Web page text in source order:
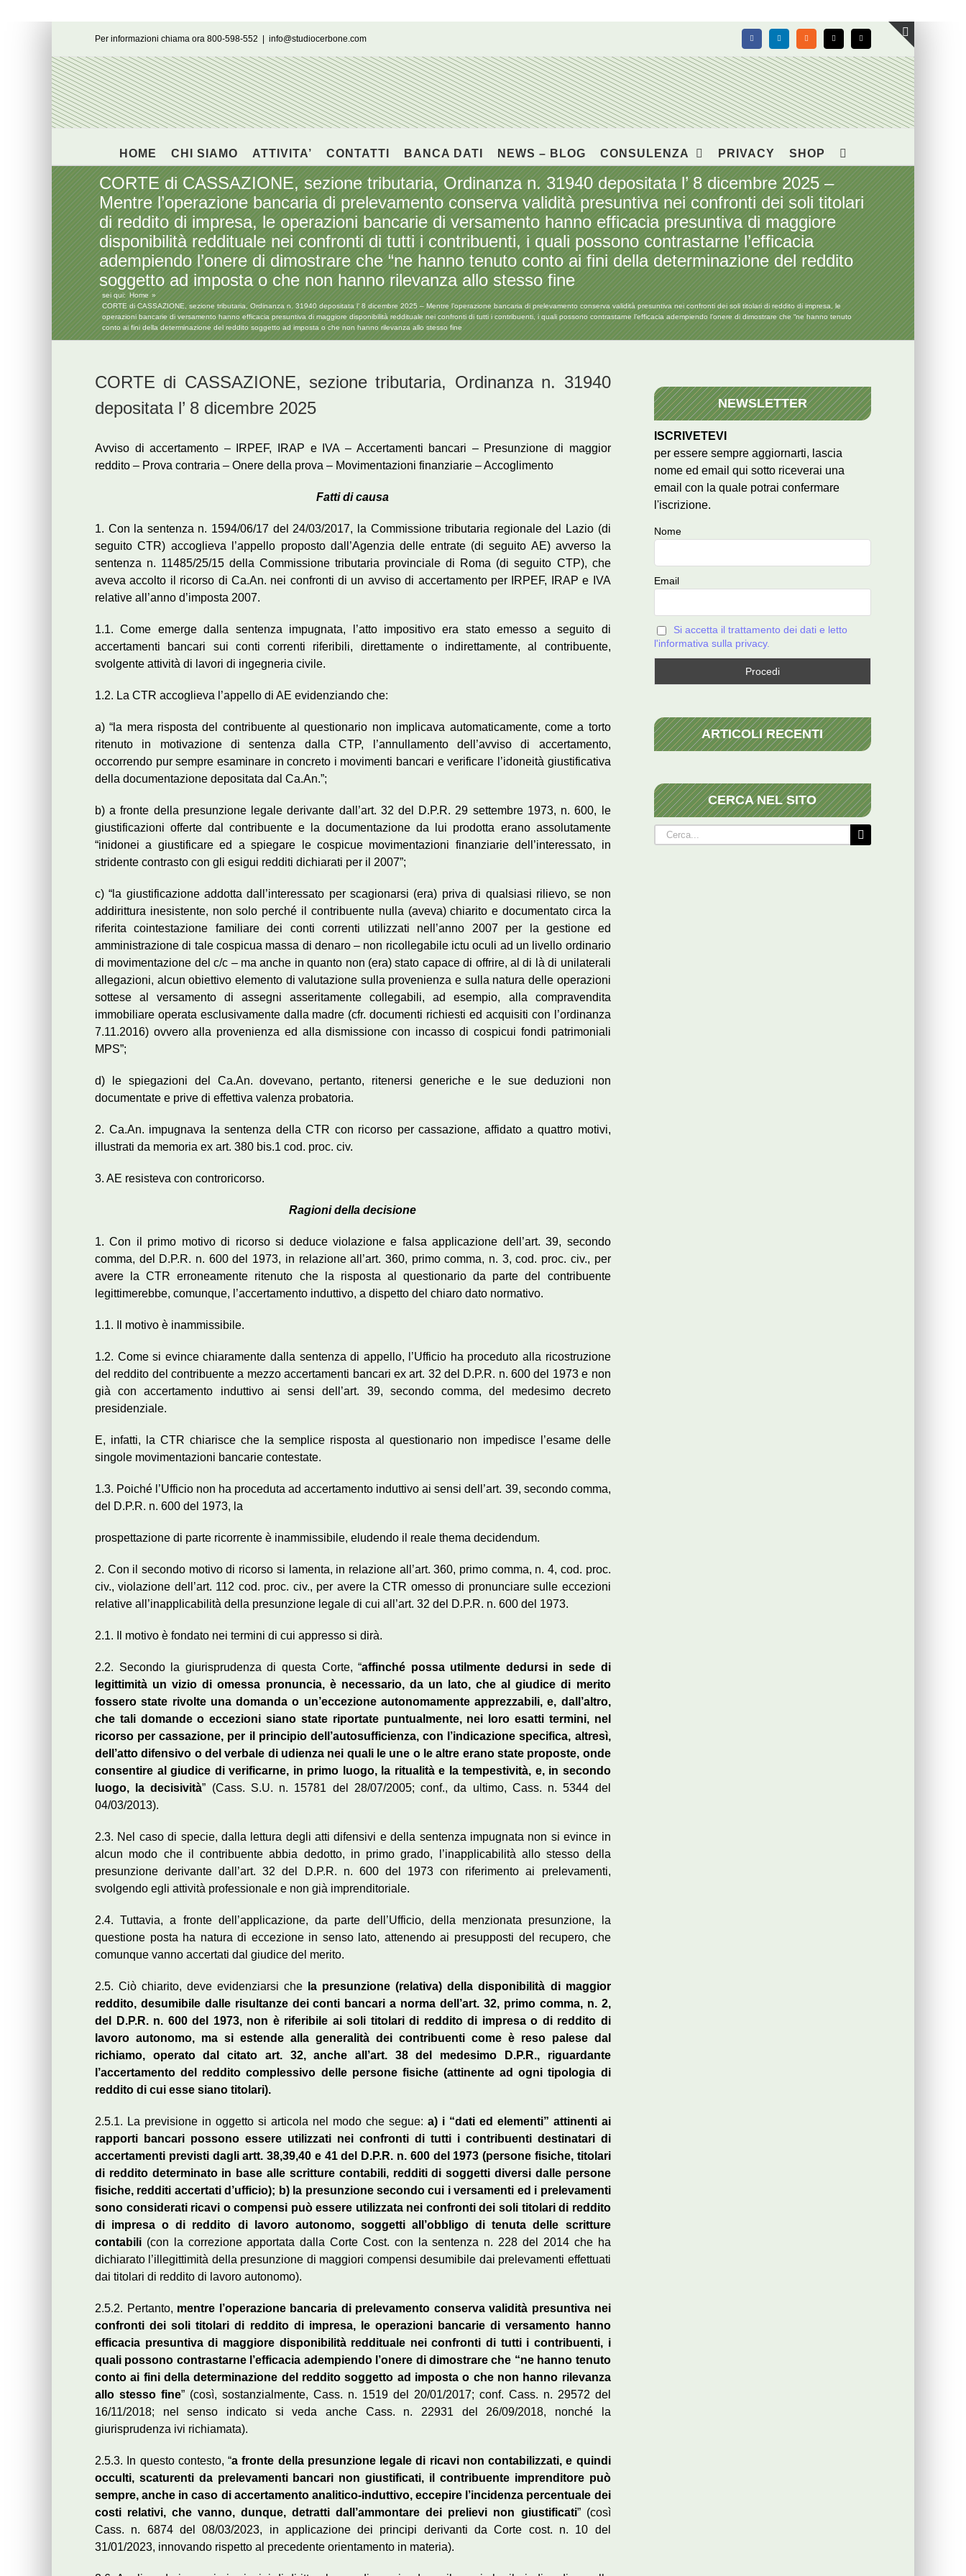
Per informazioni chiama ora 800-598-552 info@studiocerbone.com FacebookLinkedIn Rss X Email
HOME CHI SIAMO ATTIVITA’ CONTATTI BANCA DATI NEWS – BLOG CONSULENZA PRIVACY SHOP
CORTE di CASSAZIONE, sezione tributaria, Ordinanza n. 31940 depositata l’ 8 dicembre 2025 –
Mentre l’operazione bancaria di prelevamento conserva validità presuntiva nei confronti dei soli titolari
di reddito di impresa, le operazioni bancarie di versamento hanno efficacia presuntiva di maggiore
disponibilità reddituale nei confronti di tutti i contribuenti, i quali possono contrastarne l’efficacia
adempiendo l’onere di dimostrare che “ne hanno tenuto conto ai fini della determinazione del reddito
soggetto ad imposta o che non hanno rilevanza allo stesso fine
sei qui: Home
CORTE di CASSAZIONE, sezione tributaria, Ordinanza n. 31940 depositata l’ 8 dicembre 2025 – Mentre l’operazione bancaria di prelevamento conserva validità presuntiva nei confronti dei soli titolari di reddito di impresa, le
operazioni bancarie di versamento hanno efficacia presuntiva di maggiore disponibilità reddituale nei confronti di tutti i contribuenti, i quali possono contrastarne l’efficacia adempiendo l’onere di dimostrare che “ne hanno tenuto
conto ai fini della determinazione del reddito soggetto ad imposta o che non hanno rilevanza allo stesso fine
CORTE di CASSAZIONE, sezione tributaria, Ordinanza n. 31940
depositata l’ 8 dicembre 2025
Avviso di accertamento – IRPEF, IRAP e IVA – Accertamenti bancari – Presunzione di maggior
reddito – Prova contraria – Onere della prova – Movimentazioni finanziarie – Accoglimento
Fatti di causa
1. Con la sentenza n. 1594/06/17 del 24/03/2017, la Commissione tributaria regionale del Lazio (di
seguito CTR) accoglieva l’appello proposto dall’Agenzia delle entrate (di seguito AE) avverso la
sentenza n. 11485/25/15 della Commissione tributaria provinciale di Roma (di seguito CTP), che
aveva accolto il ricorso di Ca.An. nei confronti di un avviso di accertamento per IRPEF, IRAP e IVA
relative all’anno d’imposta 2007.
1.1. Come emerge dalla sentenza impugnata, l’atto impositivo era stato emesso a seguito di
accertamenti bancari sui conti correnti riferibili, direttamente o indirettamente, al contribuente,
svolgente attività di lavori di ingegneria civile.
1.2. La CTR accoglieva l’appello di AE evidenziando che:
a) “la mera risposta del contribuente al questionario non implicava automaticamente, come a torto
ritenuto in motivazione di sentenza dalla CTP, l’annullamento dell’avviso di accertamento,
occorrendo pur sempre esaminare in concreto i movimenti bancari e verificare l’idoneità giustificativa
della documentazione depositata dal Ca.An.”;
b) a fronte della presunzione legale derivante dall’art. 32 del D.P.R. 29 settembre 1973, n. 600, le
giustificazioni offerte dal contribuente e la documentazione da lui prodotta erano assolutamente
“inidonei a giustificare ed a spiegare le cospicue movimentazioni finanziarie dell’interessato, in
stridente contrasto con gli esigui redditi dichiarati per il 2007”;
c) “la giustificazione addotta dall’interessato per scagionarsi (era) priva di qualsiasi rilievo, se non
addirittura inesistente, non solo perché il contribuente nulla (aveva) chiarito e documentato circa la
riferita cointestazione familiare dei conti correnti utilizzati nell’anno 2007 per la gestione ed
amministrazione di tale cospicua massa di denaro – non ricollegabile ictu oculi ad un livello ordinario
di movimentazione del c/c – ma anche in quanto non (era) stato capace di offrire, al di là di unilaterali
allegazioni, alcun obiettivo elemento di valutazione sulla provenienza e sulla natura delle operazioni
sottese al versamento di assegni asseritamente collegabili, ad esempio, alla compravendita
immobiliare operata esclusivamente dalla madre (cfr. documenti richiesti ed acquisiti con l’ordinanza
7.11.2016) ovvero alla provenienza ed alla dismissione con incasso di cospicui fondi patrimoniali
MPS”;
d) le spiegazioni del Ca.An. dovevano, pertanto, ritenersi generiche e le sue deduzioni non
documentate e prive di effettiva valenza probatoria.
2. Ca.An. impugnava la sentenza della CTR con ricorso per cassazione, affidato a quattro motivi,
illustrati da memoria ex art. 380 bis.1 cod. proc. civ.
3. AE resisteva con controricorso.
Ragioni della decisione
1. Con il primo motivo di ricorso si deduce violazione e falsa applicazione dell’art. 39, secondo
comma, del D.P.R. n. 600 del 1973, in relazione all’art. 360, primo comma, n. 3, cod. proc. civ., per
avere la CTR erroneamente ritenuto che la risposta al questionario da parte del contribuente
legittimerebbe, comunque, l’accertamento induttivo, a dispetto del chiaro dato normativo.
1.1. Il motivo è inammissibile.
1.2. Come si evince chiaramente dalla sentenza di appello, l’Ufficio ha proceduto alla ricostruzione
del reddito del contribuente a mezzo accertamenti bancari ex art. 32 del D.P.R. n. 600 del 1973 e non
già con accertamento induttivo ai sensi dell’art. 39, secondo comma, del medesimo decreto
presidenziale.
E, infatti, la CTR chiarisce che la semplice risposta al questionario non impedisce l’esame delle
singole movimentazioni bancarie contestate.
1.3. Poiché l’Ufficio non ha proceduta ad accertamento induttivo ai sensi dell’art. 39, secondo comma,
del D.P.R. n. 600 del 1973, la
prospettazione di parte ricorrente è inammissibile, eludendo il reale thema decidendum.
2. Con il secondo motivo di ricorso si lamenta, in relazione all’art. 360, primo comma, n. 4, cod. proc.
civ., violazione dell’art. 112 cod. proc. civ., per avere la CTR omesso di pronunciare sulle eccezioni
relative all’inapplicabilità della presunzione legale di cui all’art. 32 del D.P.R. n. 600 del 1973.
2.1. Il motivo è fondato nei termini di cui appresso si dirà.
2.2. Secondo la giurisprudenza di questa Corte, “affinché possa utilmente dedursi in sede di
legittimità un vizio di omessa pronuncia, è necessario, da un lato, che al giudice di merito
fossero state rivolte una domanda o un’eccezione autonomamente apprezzabili, e, dall’altro,
che tali domande o eccezioni siano state riportate puntualmente, nei loro esatti termini, nel
ricorso per cassazione, per il principio dell’autosufficienza, con l’indicazione specifica, altresì,
dell’atto difensivo o del verbale di udienza nei quali le une o le altre erano state proposte, onde
consentire al giudice di verificarne, in primo luogo, la ritualità e la tempestività, e, in secondo
luogo, la decisività” (Cass. S.U. n. 15781 del 28/07/2005; conf., da ultimo, Cass. n. 5344 del
04/03/2013).
2.3. Nel caso di specie, dalla lettura degli atti difensivi e della sentenza impugnata non si evince in
alcun modo che il contribuente abbia dedotto, in primo grado, l’inapplicabilità allo stesso della
presunzione derivante dall’art. 32 del D.P.R. n. 600 del 1973 con riferimento ai prelevamenti,
svolgendo egli attività professionale e non già imprenditoriale.
2.4. Tuttavia, a fronte dell’applicazione, da parte dell’Ufficio, della menzionata presunzione, la
questione posta ha natura di eccezione in senso lato, attenendo ai presupposti del recupero, che
comunque vanno accertati dal giudice del merito.
2.5. Ciò chiarito, deve evidenziarsi che la presunzione (relativa) della disponibilità di maggior
reddito, desumibile dalle risultanze dei conti bancari a norma dell’art. 32, primo comma, n. 2,
del D.P.R. n. 600 del 1973, non è riferibile ai soli titolari di reddito di impresa o di reddito di
lavoro autonomo, ma si estende alla generalità dei contribuenti come è reso palese dal
richiamo, operato dal citato art. 32, anche all’art. 38 del medesimo D.P.R., riguardante
l’accertamento del reddito complessivo delle persone fisiche (attinente ad ogni tipologia di
reddito di cui esse siano titolari).
2.5.1. La previsione in oggetto si articola nel modo che segue: a) i “dati ed elementi” attinenti ai
rapporti bancari possono essere utilizzati nei confronti di tutti i contribuenti destinatari di
accertamenti previsti dagli artt. 38,39,40 e 41 del D.P.R. n. 600 del 1973 (persone fisiche, titolari
di reddito determinato in base alle scritture contabili, redditi di soggetti diversi dalle persone
fisiche, redditi accertati d’ufficio); b) la presunzione secondo cui i versamenti ed i prelevamenti
sono considerati ricavi o compensi può essere utilizzata nei confronti dei soli titolari di reddito
di impresa o di reddito di lavoro autonomo, soggetti all’obbligo di tenuta delle scritture
contabili (con la correzione apportata dalla Corte Cost. con la sentenza n. 228 del 2014 che ha
dichiarato l’illegittimità della presunzione di maggiori compensi desumibile dai prelevamenti effettuati
dai titolari di reddito di lavoro autonomo).
2.5.2. Pertanto, mentre l’operazione bancaria di prelevamento conserva validità presuntiva nei
confronti dei soli titolari di reddito di impresa, le operazioni bancarie di versamento hanno
efficacia presuntiva di maggiore disponibilità reddituale nei confronti di tutti i contribuenti, i
quali possono contrastarne l’efficacia adempiendo l’onere di dimostrare che “ne hanno tenuto
conto ai fini della determinazione del reddito soggetto ad imposta o che non hanno rilevanza
allo stesso fine” (così, sostanzialmente, Cass. n. 1519 del 20/01/2017; conf. Cass. n. 29572 del
16/11/2018; nel senso indicato si veda anche Cass. n. 22931 del 26/09/2018, nonché la
giurisprudenza ivi richiamata).
2.5.3. In questo contesto, “a fronte della presunzione legale di ricavi non contabilizzati, e quindi
occulti, scaturenti da prelevamenti bancari non giustificati, il contribuente imprenditore può
sempre, anche in caso di accertamento analitico-induttivo, eccepire l’incidenza percentuale dei
costi relativi, che vanno, dunque, detratti dall’ammontare dei prelievi non giustificati” (così
Cass. n. 6874 del 08/03/2023, in applicazione dei principi derivanti da Corte cost. n. 10 del
31/01/2023, innovando rispetto al precedente orientamento in materia).
NEWSLETTER
ISCRIVETEVI
per essere sempre aggiornarti, lascia
nome ed email qui sotto riceverai una
email con la quale potrai confermare
l'iscrizione.
Nome
Email
Si accetta il trattamento dei dati e letto
l'informativa sulla privacy.
ARTICOLI RECENTI
CERCA NEL SITO
Cerca
per:
Toggle
area
barra
scorrevole